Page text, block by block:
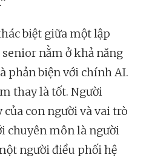
biệt giữa một lập
nằm ở khả năng
phản biện với chính AI.
thay là tốt. Người
của con người và vai trò
chuyên môn là người
người điều phối hệ